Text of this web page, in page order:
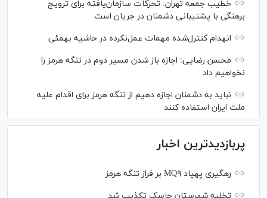
خطیب جمعه تهران: تحرکات سازمان‌یافته برای ترویج
برهنگی با پشتیبانی دشمنان در جریان است
انهدام کنترل‌شده مهمات عمل‌نکرده در حاشیه بهمئی
محسن رضایی: اجازه باز شدن مسیر دوم در تنگه هرمز را
نخواهیم داد
نباید به دشمنان اجازه دهیم از تنگه هرمز برای اقدام علیه
ملت ایران استفاده کنند
پربازدیدترین اخبار
رهگیری پهپاد MQ۹ بر فراز تنگه هرمز
تخلیه شهرستان جاسک تکذیب شد